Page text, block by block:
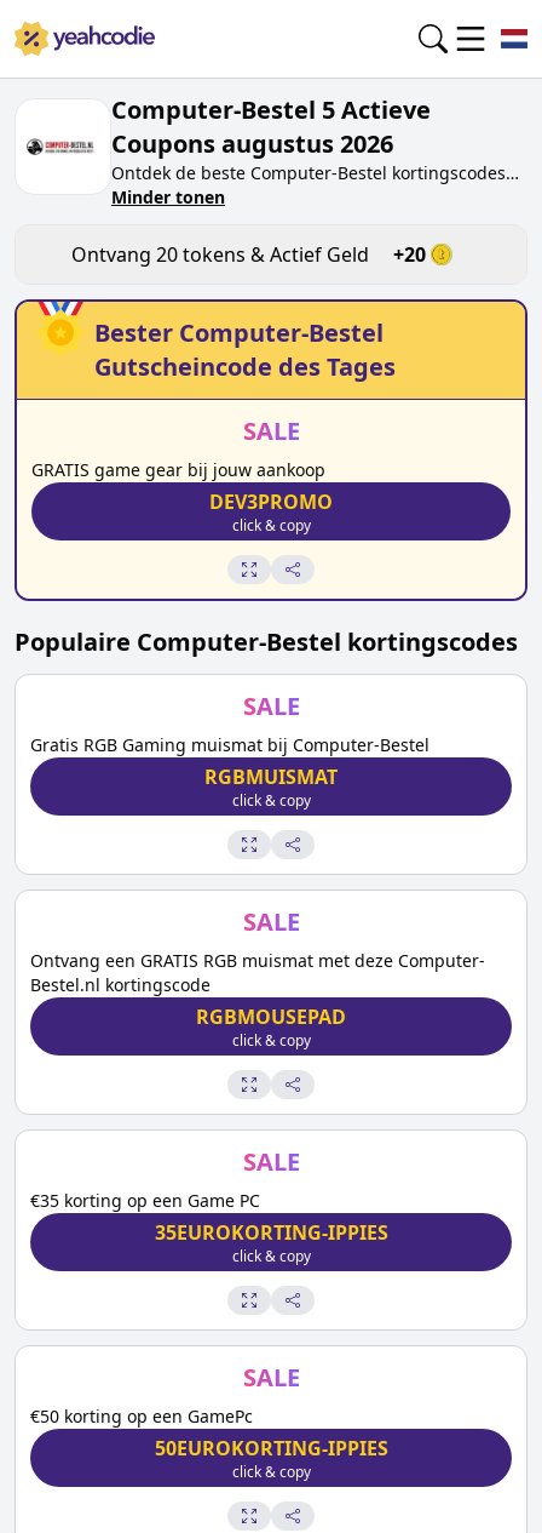
Computer-Bestel 5 Actieve
Coupons augustus 2026
Ontdek de beste Computer-Bestel kortingscodes
van vandaag voor
verdien tokens op computer-bestel.nldoor de code
te testen. Ontvang beloningen wanneer je
Computer-Bestel kortingscodes indient en andere
Minder tonen
Ontvang 20 tokens & Actief Geld +20
Bester Computer-Bestel
Gutscheincode des Tages
SALE
GRATIS game gear bij jouw aankoop
DEV3PROMO
click & copy
Populaire Computer-Bestel kortingscodes
SALE
Gratis RGB Gaming muismat bij Computer-Bestel
RGBMUISMAT
click & copy
SALE
Ontvang een GRATIS RGB muismat met deze Computer-
Bestel.nl kortingscode
RGBMOUSEPAD
click & copy
SALE
€35 korting op een Game PC
35EUROKORTING-IPPIES
click & copy
SALE
€50 korting op een GamePc
50EUROKORTING-IPPIES
click & copy